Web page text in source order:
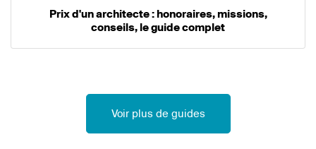
Prix d'un architecte : honoraires, missions,
conseils, le guide complet
Voir plus de guides